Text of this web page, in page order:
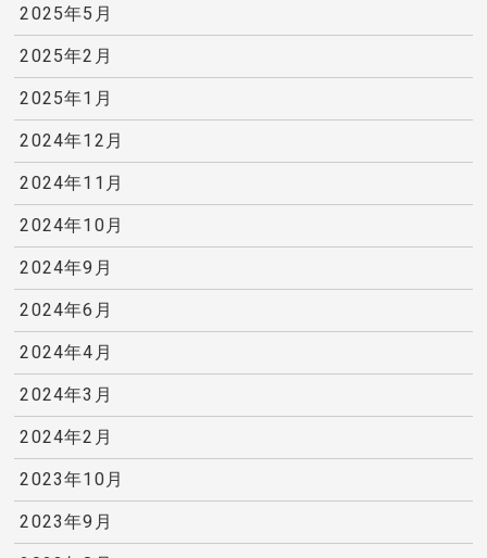
2025年5月
2025年2月
2025年1月
2024年12月
2024年11月
2024年10月
2024年9月
2024年6月
2024年4月
2024年3月
2024年2月
2023年10月
2023年9月